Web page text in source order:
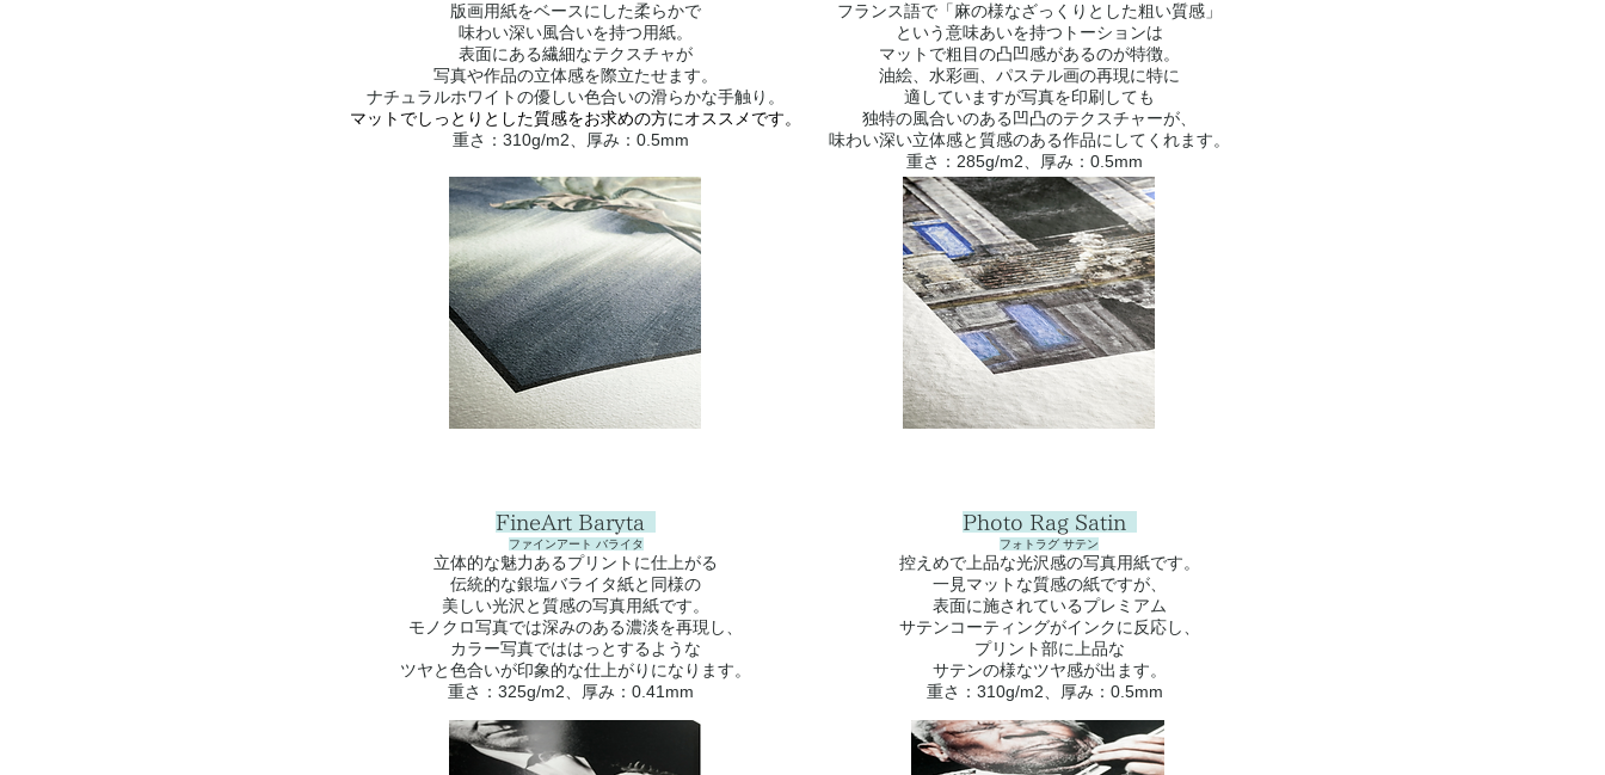
版画用紙をベースにした柔らかで
味わい深い風合いを持つ用紙。
表面にある繊細なテクスチャが
写真や作品の立体感を際立たせます。
ナチュラルホワイトの優しい色合いの滑らかな手触り。
マットでしっとりとした質感をお求めの方にオススメです。
重さ：310g/m2、厚み：0.5mm
フランス語で「麻の様なざっくりとした粗い質感」
という意味あいを持つトーションは
マットで粗目の凸凹感があるのが特徴。
油絵、水彩画、パステル画の再現に特に
適していますが写真を印刷しても
独特の風合いのある凹凸のテクスチャーが、
味わい深い立体感と質感のある作品にしてくれます。
重さ：285g/m2、厚み：0.5mm
FineArt Baryta
ファインアート バライタ
立体的な魅力あるプリントに仕上がる
伝統的な銀塩バライタ紙と同様の
美しい光沢と質感の写真用紙です。
モノクロ写真では深みのある濃淡を再現し、
カラー写真でははっとするような
ツヤと色合いが印象的な仕上がりになります。
重さ：325g/m2、厚み：0.41mm
Photo Rag Satin
フォトラグ サテン
控えめで上品な光沢感の写真用紙です。
一見マットな質感の紙ですが、
表面に施されているプレミアム
サテンコーティングがインクに反応し、
プリント部に上品な
サテンの様なツヤ感が出ます。
重さ：310g/m2、厚み：0.5mm